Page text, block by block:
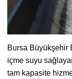
Bursa Büyükşehir
içme suyu
tam kapasite